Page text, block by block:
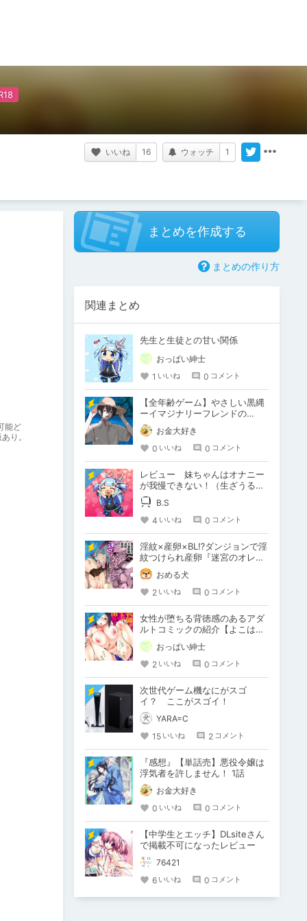
いいね 16 ウォッチ 1
能ど
り。
まとめを作成する
まとめの作り方
関連まとめ
先生と生徒との甘い関係
おっぱい紳士
1 いいね 0 コメント
【全年齢ゲーム】やさしい黒縄
ーイマジナリーフレンドの
「彼」と過ごすおぼんやすみー
お金大好き
0 いいね 0 コメント
レビュー 妹ちゃんはオナニー
が我慢できない！（生ざうる
す 様）
B.S
4 いいね 0 コメント
淫紋×産卵×BL⁉ダンジョンで淫
紋つけられ産卵『迷宮のオレた
ち～強○発情モンスターと大量
産卵の巻～』
おめる犬
2 いいね 0 コメント
女性が堕ちる背徳感のあるアダ
ルトコミックの紹介【よこはま
インカ】
おっぱい紳士
2 いいね 0 コメント
次世代ゲーム機なにがスゴ
イ？ ここがスゴイ！
YARA=C
15 いいね 2 コメント
『感想』【単話売】悪役令嬢は
浮気者を許しません！ 1話
お金大好き
0 いいね 0 コメント
【中学生とエッチ】DLsiteさん
で掲載不可になったレビュー
76421
6 いいね 0 コメント